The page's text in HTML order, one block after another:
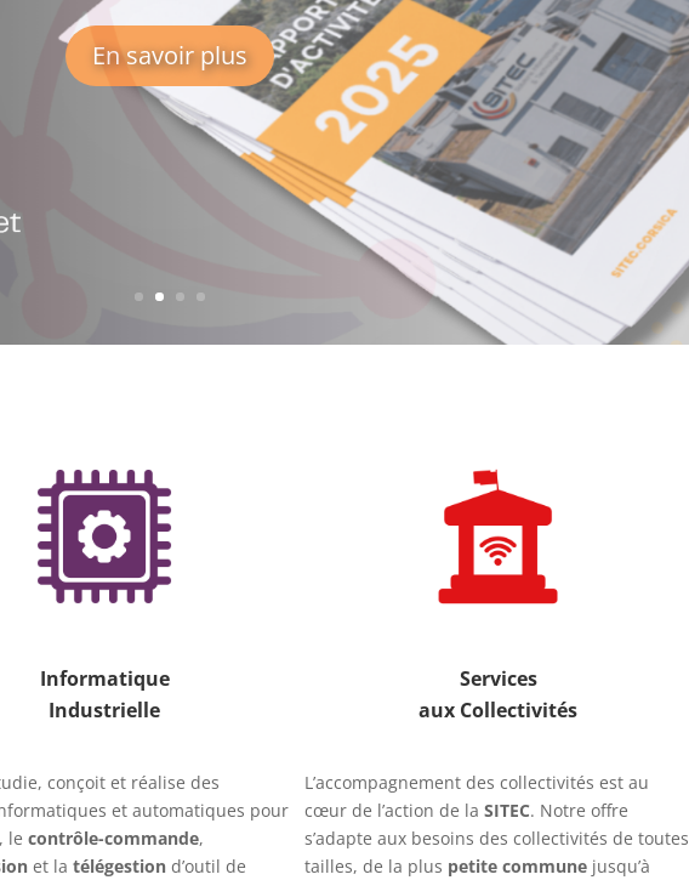
En savoir plus
Informatique
Industrielle
conçoit et réalise des
et automatiques pour
le contrôle-commande,
et la télégestiond’outil de
Services
aux Collectivités
L’accompagnement des collectivités est au
cœur de l’action de laSITEC. Notre offre
s’adapte aux besoins des collectivités de toutes
tailles, de la plus petite commune jusqu’à